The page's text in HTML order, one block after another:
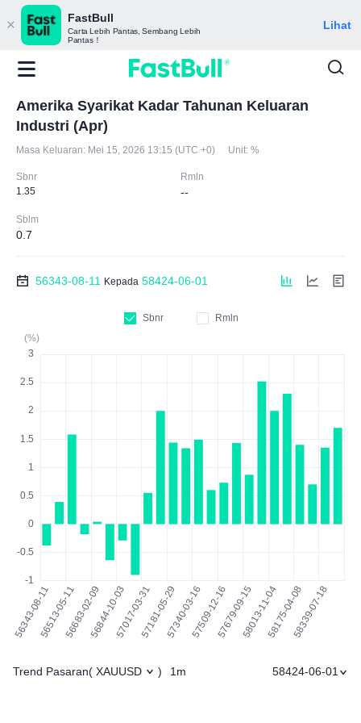
FastBull
Carta Lebih Pantas, Sembang Lebih
Pantas！
Lihat
Amerika Syarikat Kadar Tahunan Keluaran
Industri (Apr)
Masa Keluaran: Mei 15, 2026 13:15 (UTC +0) Unit: %
Sbnr
1.35
Rmln
--
Sblm
0.7
56343-08-11 Kepada 58424-06-01
Sbnr
Rmln
(%)
Trend Pasaran( XAUUSD ) 1m 58424-06-01